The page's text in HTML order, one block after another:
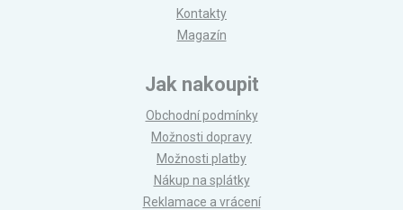
Kontakty
Magazín
Jak nakoupit
Obchodní podmínky
Možnosti dopravy
Možnosti platby
Nákup na splátky
Reklamace a vrácení